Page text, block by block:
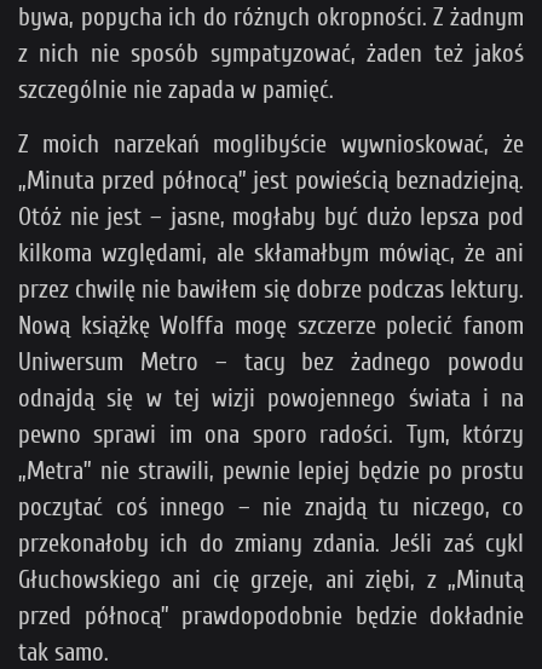
bywa, popycha ich do różnych okropności. Z żadnym
z nich nie sposób sympatyzować, żaden też jakoś
szczególnie nie zapada w pamięć.
Z moich narzekań moglibyście wywnioskować, że
„Minuta przed północą” jest powieścią beznadziejną.
Otóż nie jest – jasne, mogłaby być dużo lepsza pod
kilkoma względami, ale skłamałbym mówiąc, że ani
przez chwilę nie bawiłem się dobrze podczas lektury.
Nową książkę Wolffa mogę szczerze polecić fanom
Uniwersum Metro – tacy bez żadnego powodu
odnajdą się w tej wizji powojennego świata i na
pewno sprawi im ona sporo radości. Tym, którzy
„Metra” nie strawili, pewnie lepiej będzie po prostu
poczytać coś innego – nie znajdą tu niczego, co
przekonałoby ich do zmiany zdania. Jeśli zaś cykl
Głuchowskiego ani cię grzeje, ani ziębi, z „Minutą
przed północą” prawdopodobnie będzie dokładnie
tak samo.